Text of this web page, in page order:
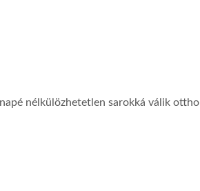
nélkülözhetetlen sarokká válik